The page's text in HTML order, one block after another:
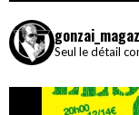
Seul le détail